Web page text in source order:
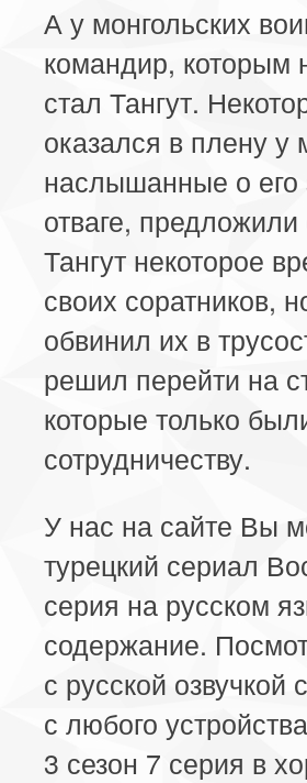
А у монгольских
командир, которым
стал Тангут.
оказался в плену у
наслышанные о его
отваге,
Тангут некоторое
своих соратников,
обвинил их в
решил перейти на
которые только
сотрудничеству.
У нас на сайте Вы
турецкий сериал
серия на русском
содержание.
с русской
с любого
3 сезон 7 серия в